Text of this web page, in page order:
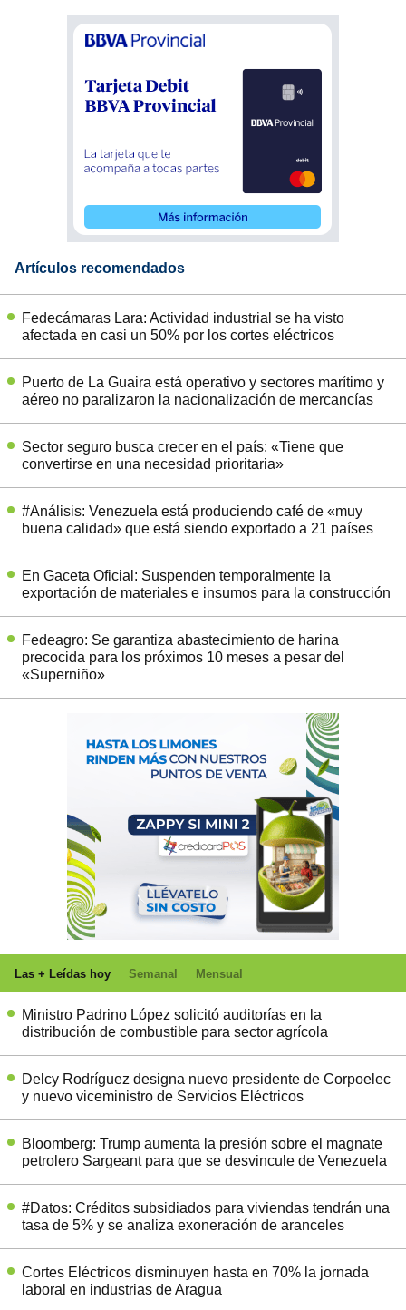
Artículos recomendados
Fedecámaras Lara: Actividad industrial se ha visto
afectada en casi un 50% por los cortes eléctricos
Puerto de La Guaira está operativo y sectores marítimo y
aéreo no paralizaron la nacionalización de mercancías
Sector seguro busca crecer en el país: «Tiene que
convertirse en una necesidad prioritaria»
#Análisis: Venezuela está produciendo café de «muy
buena calidad» que está siendo exportado a 21 países
En Gaceta Oficial: Suspenden temporalmente la
exportación de materiales e insumos para la construcción
Fedeagro: Se garantiza abastecimiento de harina
precocida para los próximos 10 meses a pesar del
«Superniño»
Las + Leídas hoy Semanal Mensual
Ministro Padrino López solicitó auditorías en la
distribución de combustible para sector agrícola
Delcy Rodríguez designa nuevo presidente de Corpoelec
y nuevo viceministro de Servicios Eléctricos
Bloomberg: Trump aumenta la presión sobre el magnate
petrolero Sargeant para que se desvincule de Venezuela
#Datos: Créditos subsidiados para viviendas tendrán una
tasa de 5% y se analiza exoneración de aranceles
Cortes Eléctricos disminuyen hasta en 70% la jornada
laboral en industrias de Aragua